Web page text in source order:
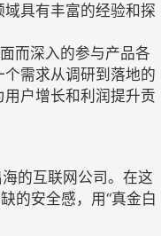
具有丰富的经验和探
而深入的参与产品各
需求从调研到落地的
户增长和利润提升贡
的互联网公司。在这
的安全感，用“真金白